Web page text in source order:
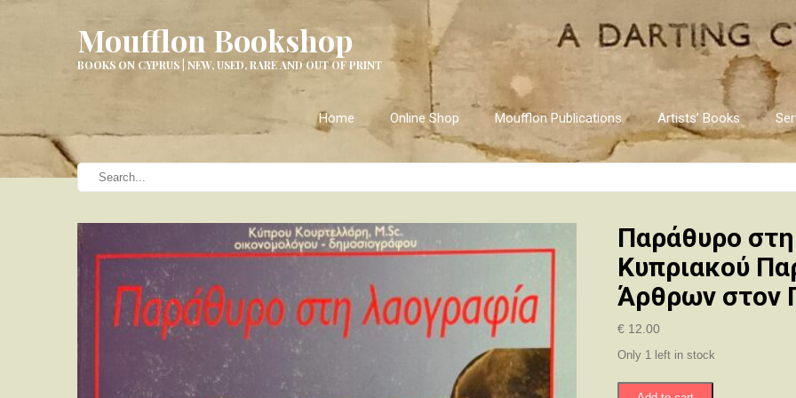
Moufflon Bookshop
BOOKS ON CYPRUS | NEW, USED, RARE AND OUT OF PRINT
Home Online Shop Moufflon Publications Artists’ Books
Παράθυρο
Κυπριακού
Άρθρων στον
€ 12.00
Only 1 left in stock
Παράθυρο